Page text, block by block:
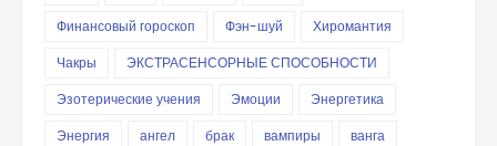
Финансовый гороскоп
Фэн-шуй
Хиромантия
Чакры
ЭКСТРАСЕНСОРНЫЕ СПОСОБНОСТИ
Эзотерические учения
Эмоции
Энергетика
Энергия
ангел брак вампиры
ванга